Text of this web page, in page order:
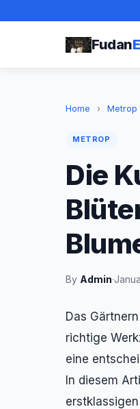
Fudan
Home › Metrop
METROP
Die
By Admin·
Das
richtige
eine
In diesem